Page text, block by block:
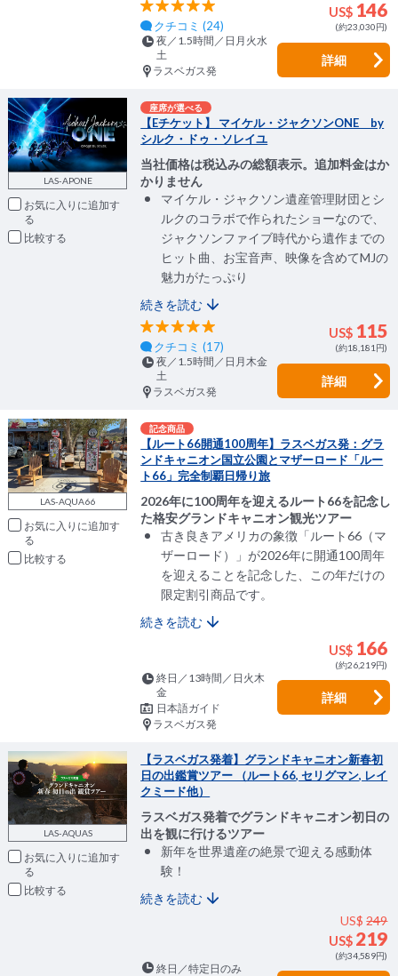
US$ 146
(約23,030円)
クチコミ (24)
夜／1.5時間／日月火水
土
ラスベガス発
詳細
LAS-APONE
お気に入りに追加
比較
座席が選べる
【Eチケット】 マイケル・ジャクソンONE by
シルク・ドゥ・ソレイユ
当社価格は税込みの総額表示。追加料金はか
かりません
マイケル・ジャクソン遺産管理財団とシ
ルクのコラボで作られたショーなので、
ジャクソンファイブ時代から遺作までの
ヒット曲、お宝音声、映像を含めてMJの
魅力がたっぷり
続きを読む
US$ 115
(約18,181円)
クチコミ (17)
夜／1.5時間／日月木金
土
ラスベガス発
詳細
LAS-AQUA66
お気に入りに追加
比較
記念商品
【ルート66開通100周年】ラスベガス発：グラ
ンドキャニオン国立公園とマザーロード「ルー
ト66」完全制覇日帰り旅
2026年に100周年を迎えるルート66を記念し
た格安グランドキャニオン観光ツアー
古き良きアメリカの象徴「ルート66（マ
ザーロード）」が2026年に開通100周年
を迎えることを記念した、この年だけの
限定割引商品です。
続きを読む
US$ 166
(約26,219円)
終日／13時間／日火木
金
日本語ガイド
ラスベガス発
詳細
LAS-AQUAS
お気に入りに追加
比較
【ラスベガス発着】グランドキャニオン新春初
日の出鑑賞ツアー （ルート66, セリグマン, レイ
クミード他）
ラスベガス発着でグランドキャニオン初日の
出を観に行けるツアー
新年を世界遺産の絶景で迎える感動体
験！
続きを読む
US$249
US$ 219
(約34,589円)
終日／特定日のみ